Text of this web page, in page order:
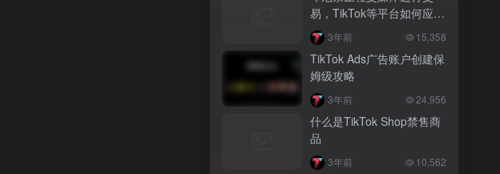
易，TikTok等平台如何应
对？ 3年前 15,358
TikTok Ads广告账户创建保
姆级攻略
3年前 24,956
什么是TikTok Shop禁售商
品
3年前 10,562